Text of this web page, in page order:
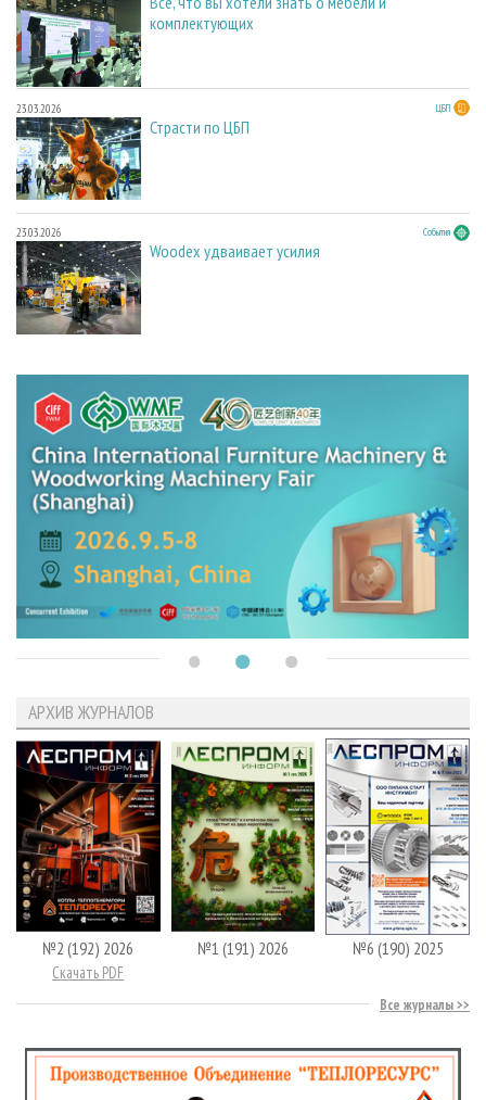
комплектующих
23.03.2026 ЦБП
Страсти по ЦБП
23.03.2026 События
Woodex удваивает усилия
АРХИВ ЖУРНАЛОВ
№2 (192) 2026
Скачать PDF
№1 (191) 2026 №6 (190) 2025
Все журналы